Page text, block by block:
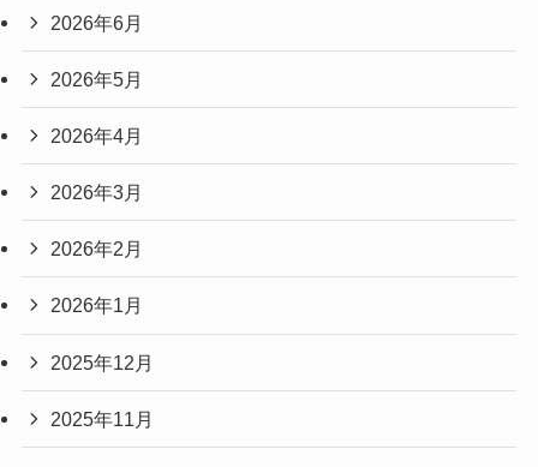
2026年6月
2026年5月
2026年4月
2026年3月
2026年2月
2026年1月
2025年12月
2025年11月